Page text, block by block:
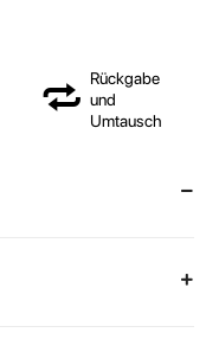
Rückgabe
und
Umtausch